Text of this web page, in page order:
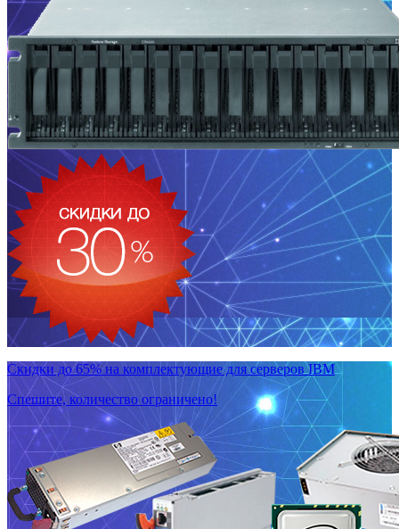
Скидки до 65% на комплектующие для серверов IBM
Спешите, количество ограничено!